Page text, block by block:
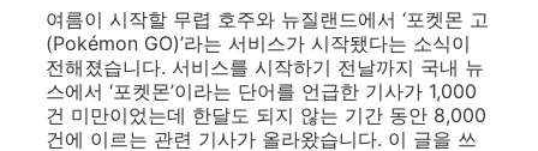
여름이 시작할 무렵 호주와 뉴질랜드에서 ‘포켓몬 고
(Pokémon GO)’라는 서비스가 시작됐다는 소식이
전해졌습니다. 서비스를 시작하기 전날까지 국내 뉴
스에서 ‘포켓몬’이라는 단어를 언급한 기사가 1,000
건 미만이었는데 한달도 되지 않는 기간 동안 8,000
건에 이르는 관련 기사가 올라왔습니다. 이 글을 쓰